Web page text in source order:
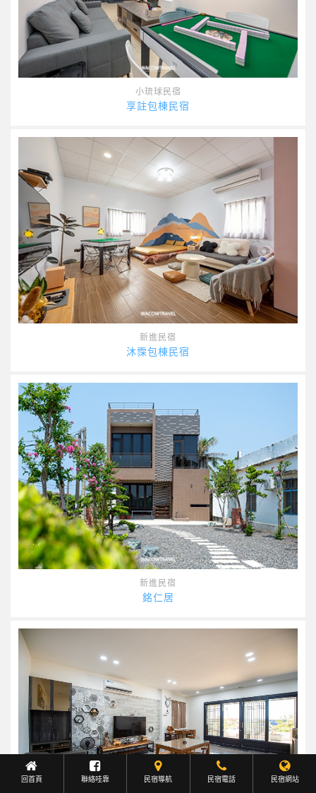
小琉球民宿
享註包棟民宿
新進民宿
沐霂包棟民宿
新進民宿
銘仁居
回首頁 聯絡哇靠 民宿導航 民宿電話 民宿網站
Facebook聯繫